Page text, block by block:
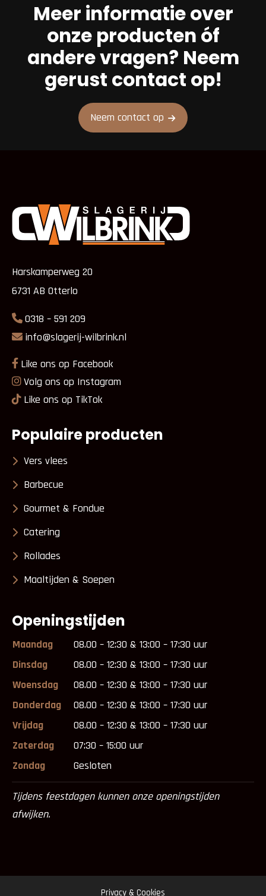
Meer informatie over
onze producten óf
andere vragen? Neem
gerust contact op!
Neem contact op
Harskamperweg 20
6731 AB Otterlo
0318 – 591 209
info@slagerij-wilbrink.nl
Like ons op Facebook
Volg ons op Instagram
Like ons op TikTok
Populaire producten
Vers vlees
Barbecue
Gourmet & Fondue
Catering
Rollades
Maaltijden & Soepen
Openingstijden
Maandag
08.00 – 12:30 & 13:00 – 17:30 uur
Dinsdag
08.00 – 12:30 & 13:00 – 17:30 uur
Woensdag
08.00 – 12:30 & 13:00 – 17:30 uur
Donderdag
08.00 – 12:30 & 13:00 – 17:30 uur
Vrijdag
08.00 – 12:30 & 13:00 – 17:30 uur
Zaterdag
07:30 – 15:00 uur
Zondag
Gesloten
Tijdens feestdagen kunnen onze openingstijden
afwijken.
Privacy & Cookies